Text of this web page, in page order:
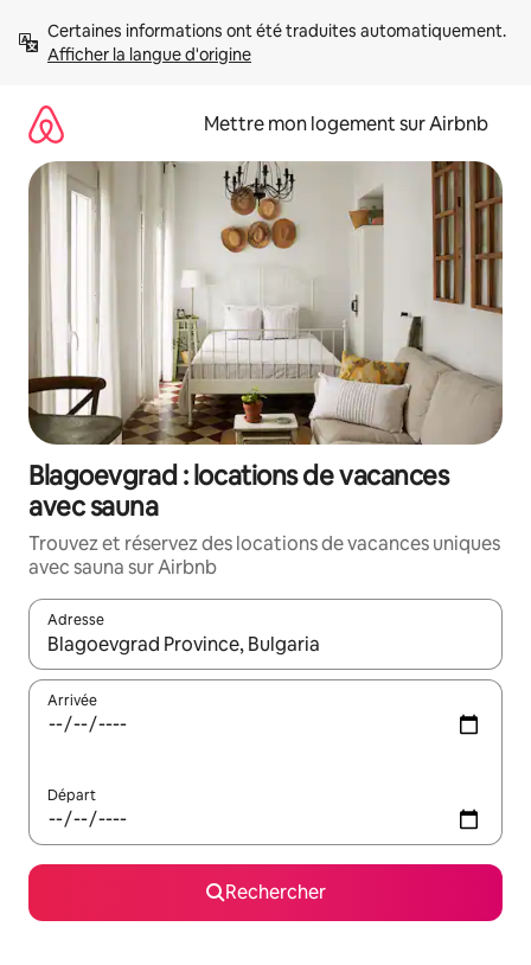
directement
Afficher la langue d'origine
Mettre mon logement sur Airbnb
Blagoevgrad : locations de vacances
avec sauna
Trouvez et réservez des locations de vacances uniques
avec sauna sur Airbnb
Adresse
Lorsque les résultats s'affichent, utilisez les flèches vers le
Arrivée
Départ
Rechercher